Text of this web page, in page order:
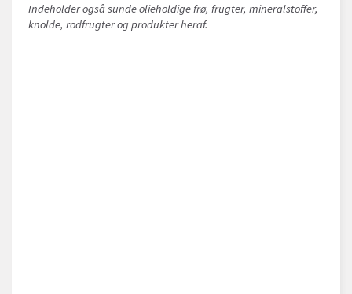
Indeholder også sunde olieholdige frø, frugter, mineralstoffer,
knolde, rodfrugter og produkter heraf.